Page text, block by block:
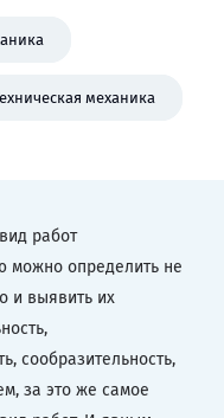
механика
работ
можно определить не
и выявить их
сообразительность,
за это же самое